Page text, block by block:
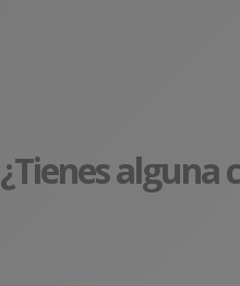
¿Tienes alguna